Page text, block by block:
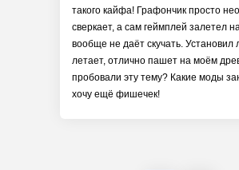
такого кайфа! Графончик просто
сверкает, а сам геймплей залетел
вообще не даёт скучать. Установил
летает, отлично пашет на моём
пробовали эту тему? Какие моды
хочу ещё фишечек!